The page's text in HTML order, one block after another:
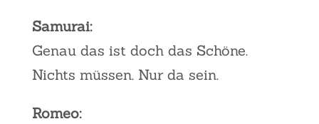
Samurai:
Genau das ist doch das Schöne.
Nichts müssen. Nur da sein.
Romeo: